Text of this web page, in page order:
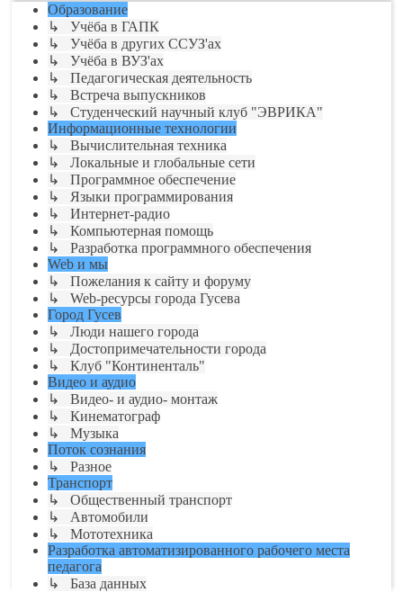
Образование
↳ Учёба в ГАПК
↳ Учёба в других ССУЗ'ах
↳ Учёба в ВУЗ'ах
↳ Педагогическая деятельность
↳ Встреча выпускников
↳ Студенческий научный клуб "ЭВРИКА"
Информационные технологии
↳ Вычислительная техника
↳ Локальные и глобальные сети
↳ Программное обеспечение
↳ Языки программирования
↳ Интернет-радио
↳ Компьютерная помощь
↳ Разработка программного обеспечения
Web и мы
↳ Пожелания к сайту и форуму
↳ Web-ресурсы города Гусева
Город Гусев
↳ Люди нашего города
↳ Достопримечательности города
↳ Клуб "Континенталь"
Видео и аудио
↳ Видео- и аудио- монтаж
↳ Кинематограф
↳ Музыка
Поток сознания
↳ Разное
Транспорт
↳ Общественный транспорт
↳ Автомобили
↳ Мототехника
Разработка автоматизированного рабочего места
педагога
↳ База данных